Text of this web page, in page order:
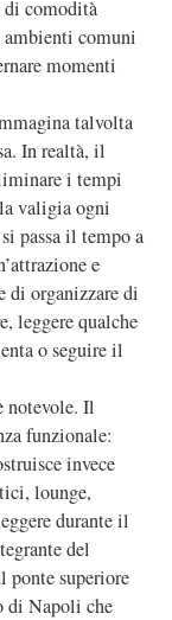
di comodità
ambienti comuni
momenti
talvolta
In realtà, il
i tempi
valigia ogni
passa il tempo a
e
di organizzare di
leggere qualche
o seguire il
notevole. Il
funzionale:
invece
lounge,
durante il
del
ponte superiore
di Napoli che